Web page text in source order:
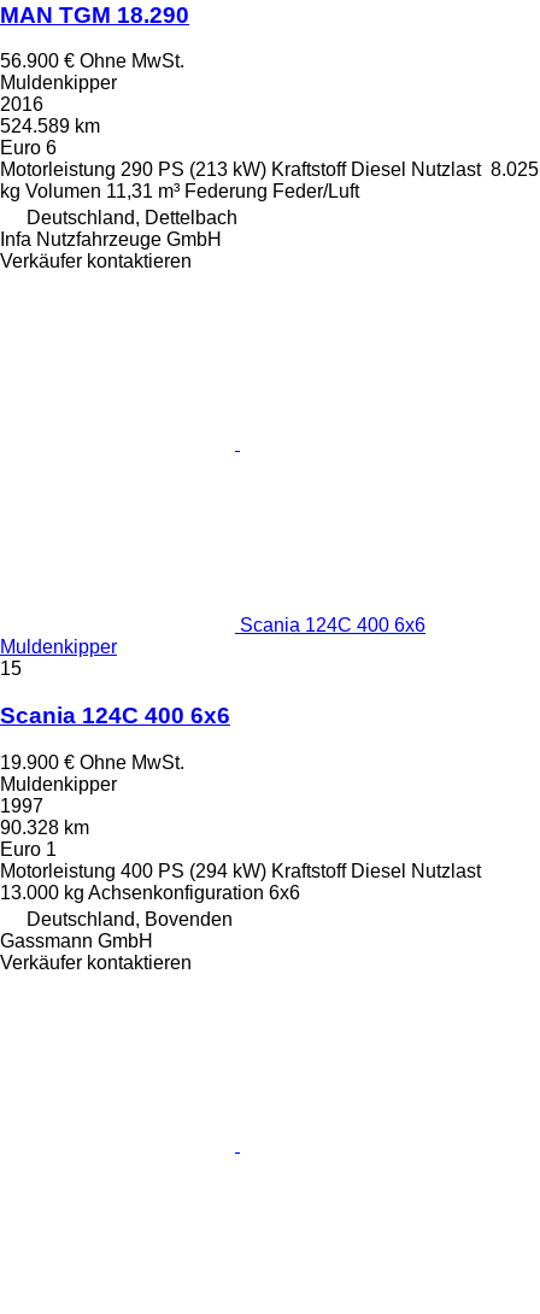
MAN TGM 18.290
56.900 € Ohne MwSt.
Muldenkipper
2016
524.589 km
Euro 6
Motorleistung 290 PS (213 kW) Kraftstoff Diesel Nutzlast 8.025
kg Volumen 11,31 m³ Federung Feder/Luft
Deutschland, Dettelbach
Infa Nutzfahrzeuge GmbH
Verkäufer kontaktieren
Scania 124C 400 6x6
Muldenkipper
15
Scania 124C 400 6x6
19.900 € Ohne MwSt.
Muldenkipper
1997
90.328 km
Euro 1
Motorleistung 400 PS (294 kW) Kraftstoff Diesel Nutzlast
13.000 kg Achsenkonfiguration 6x6
Deutschland, Bovenden
Gassmann GmbH
Verkäufer kontaktieren